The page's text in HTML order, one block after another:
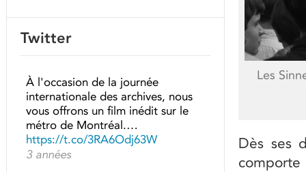
Les
Dès ses
Twitter
À l'occasion de la journée
internationale des archives, nous
vous offrons un film inédit sur le
métro de Montréal.…
https://t.co/3RA6Odj63W
3 années